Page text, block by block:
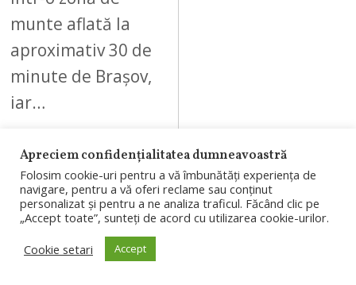
munte aflată la
aproximativ 30 de
minute de Brașov,
iar…
07
Apreciem confidențialitatea dumneavoastră
Folosim cookie-uri pentru a vă îmbunătăți experiența de
navigare, pentru a vă oferi reclame sau conținut
personalizat și pentru a ne analiza traficul. Făcând clic pe
„Accept toate”, sunteți de acord cu utilizarea cookie-urilor.
Cookie setari
Accept